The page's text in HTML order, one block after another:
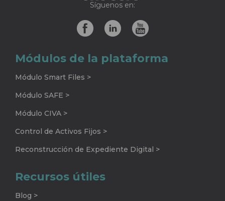
Síguenos en:
Módulos de la plataforma
Módulo Smart Files >
Módulo SAFE >
Módulo CIVA >
Control de Activos Fijos >
Reconstrucción de Expediente Digital >
Recursos útiles
Blog >